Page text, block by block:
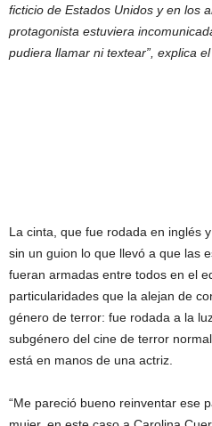
ficticio de Estados Unidos y en los
protagonista estuviera
pudiera llamar ni textear”, explica
La cinta, que fue rodada en inglés
sin un guion lo que llevó a que las
fueran armadas entre todos en el
particularidades que la alejan de
género de terror: fue rodada a la
subgénero del cine de terror
está en manos de una actriz.
“Me pareció bueno reinventar ese